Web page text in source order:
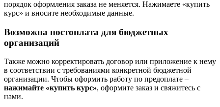
порядок оформления заказа не меняется. Нажимаете «купить
курс» и вносите необходимые данные.
Возможна постоплата для бюджетных
организаций
Также можно корректировать договор или приложение к нему
в соответствии с требованиями конкретной бюджетной
организации. Чтобы оформить работу по предоплате –
нажимайте «купить курс», оформите заказ и свяжитесь с
нами.